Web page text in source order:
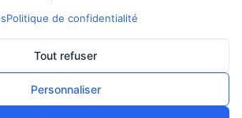
Politique de confidentialité
Tout refuser
Personnaliser